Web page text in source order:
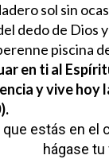
sol sin
dedo de Dios
piscina
en ti al
y vive hoy
que estás en el
hágase tu